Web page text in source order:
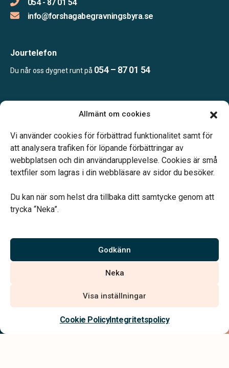
Allmänt om cookies
Vi använder cookies för förbättrad funktionalitet samt för
att analysera trafiken för löpande förbättringar av
webbplatsen och din användarupplevelse. Cookies är små
textfiler som lagras i din webbläsare av sidor du besöker.
Du kan när som helst dra tillbaka ditt samtycke genom att
trycka “Neka”.
Godkänn
Neka
Visa inställningar
Cookie PolicyIntegritetspolicy
Kontakta oss
054 - 87 01 54
info@forshagabegravningsbyra.se
Jourtelefon
Du når oss dygnet runt på 054 – 87 01 54
Telefonjour dygnet runt.
Vårt systerbolag Verahill hjälper dig med familjejuridiken –
Vi är auktoriserade av Sveriges Begravningsbyråers Förbund och
har högt ställda krav på utbildning, kvalitet, miljö och arbetsmiljö.